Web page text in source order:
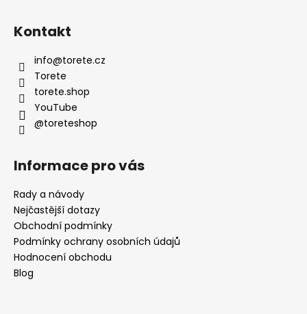
Kontakt
info@torete.cz
Torete
torete.shop
YouTube
@toreteshop
Informace pro vás
Rady a návody
Nejčastější dotazy
Obchodní podmínky
Podmínky ochrany osobních údajů
Hodnocení obchodu
Blog